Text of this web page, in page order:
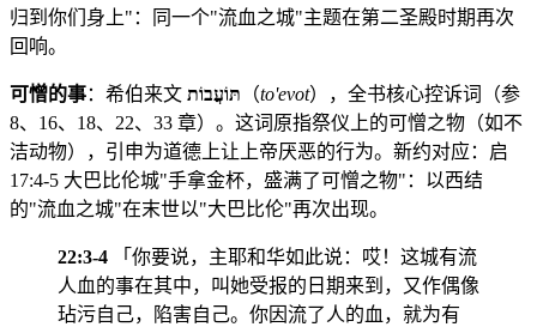
归到你们身上"：同一个"流血之城"主题在第二圣殿时期再次
回响。
可憎的事：希伯来文 תּוֹעֲבוֹת （to'evot），全书核心控诉词（参
8、16、18、22、33 章）。这词原指祭仪上的可憎之物（如不
洁动物），引申为道德上让上帝厌恶的行为。新约对应：启
17:4-5 大巴比伦城"手拿金杯，盛满了可憎之物"：以西结
的"流血之城"在末世以"大巴比伦"再次出现。
22:3-4 「你要说，主耶和华如此说：哎！这城有流
人血的事在其中，叫她受报的日期来到，又作偶像
玷污自己，陷害自己。你因流了人的血，就为有